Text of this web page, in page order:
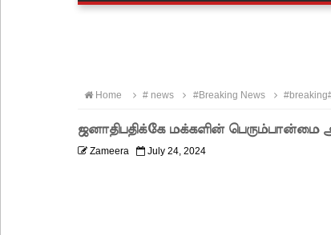
146 சட்டவிரோத சூதாட்ட இணையதளங்களை
பரீட்சைக் காலத்தில் இடர்கள் ஏற்பட்டால்
பாகுபாடற்ற சேவையே தரமான அறிவியலின்
Home # news #Breaking News
ஜனாதிபதிக்கே மக்களின் பெரும்பான்மை
Zameera July 24, 2024